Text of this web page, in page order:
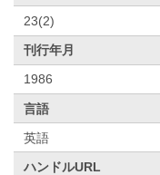
23(2)
刊行年月
1986
言語
英語
ハンドルURL